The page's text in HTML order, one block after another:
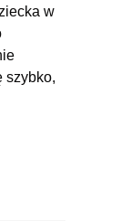
w
szybko,